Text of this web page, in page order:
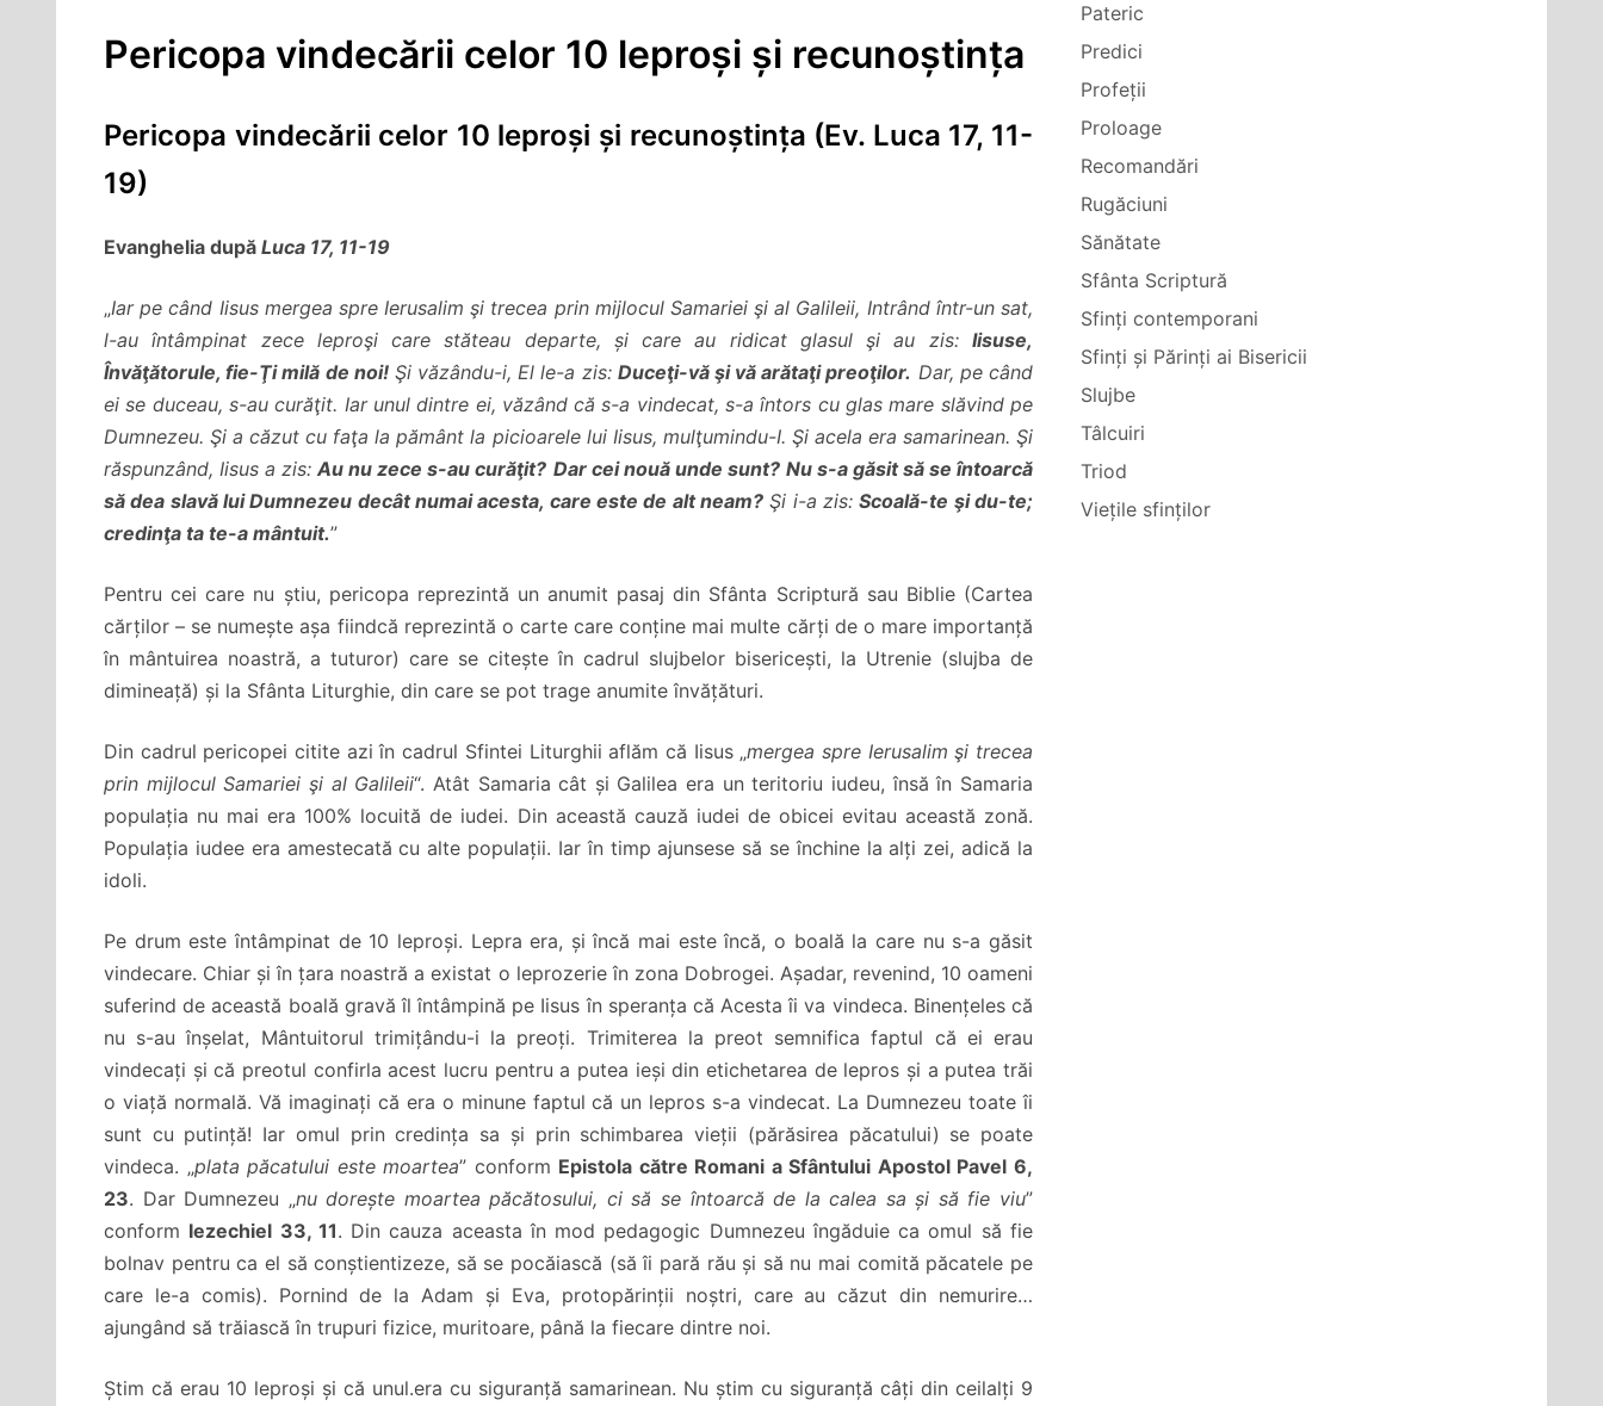
Pericopa vindecării celor 10 leproși și recunoștința
Pericopa vindecării celor 10 leproși și recunoștința (Ev. Luca 17, 11-
19)
Evanghelia după Luca 17, 11-19
„Iar pe când Iisus mergea spre Ierusalim şi trecea prin mijlocul Samariei şi al Galileii, Intrând într-un sat,
l-au întâmpinat zece leproşi care stăteau departe, și care au ridicat glasul şi au zis: Iisuse,
Învăţătorule, fie-Ţi milă de noi!Şi văzându-i, El le-a zis: Duceţi-vă şi vă arătaţi preoţilor. Dar, pe când
ei se duceau, s-au curăţit. Iar unul dintre ei, văzând că s-a vindecat, s-a întors cu glas mare slăvind pe
Dumnezeu. Şi a căzut cu faţa la pământ la picioarele lui Iisus, mulţumindu-I. Şi acela era samarinean. Şi
răspunzând, Iisus a zis:Au nu zece s-au curăţit? Dar cei nouă unde sunt? Nu s-a găsit să se întoarcă
să dea slavă lui Dumnezeu decât numai acesta, care este de alt neam? Şi i-a zis:Scoală-te şi du-te;
credinţa ta te-a mântuit.”
Pentru cei care nu știu, pericopa reprezintă un anumit pasaj din Sfânta Scriptură sau Biblie (Cartea
cărților – se numește așa fiindcă reprezintă o carte care conține mai multe cărți de o mare importanță
în mântuirea noastră, a tuturor) care se citește în cadrul slujbelor bisericești, la Utrenie (slujba de
dimineață) și la Sfânta Liturghie, din care se pot trage anumite învățături.
Din cadrul pericopei citite azi în cadrul Sfintei Liturghii aflăm că Iisus „mergea spre Ierusalim şi trecea
prin mijlocul Samariei şi al Galileii“. Atât Samaria cât și Galilea era un teritoriu iudeu, însă în Samaria
populația nu mai era 100% locuită de iudei. Din această cauză iudei de obicei evitau această zonă.
Populația iudee era amestecată cu alte populații. Iar în timp ajunsese să se închine la alți zei, adică la
idoli.
Pe drum este întâmpinat de 10 leproși. Lepra era, și încă mai este încă, o boală la care nu s-a găsit
vindecare. Chiar și în țara noastră a existat o leprozerie în zona Dobrogei. Așadar, revenind, 10 oameni
suferind de această boală gravă îl întâmpină pe Iisus în speranța că Acesta îi va vindeca. Binențeles că
nu s-au înșelat, Mântuitorul trimițându-i la preoți. Trimiterea la preot semnifica faptul că ei erau
vindecați și că preotul confirla acest lucru pentru a putea ieși din etichetarea de lepros și a putea trăi
o viață normală. Vă imaginați că era o minune faptul că un lepros s-a vindecat. La Dumnezeu toate îi
sunt cu putință! Iar omul prin credința sa și prin schimbarea vieții (părăsirea păcatului) se poate
vindeca. „plata păcatului este moartea” conform Epistola către Romani a Sfântului Apostol Pavel 6,
23. Dar Dumnezeu „nu dorește moartea păcătosului, ci să se întoarcă de la calea sa și să fie viu”
conform Iezechiel 33, 11. Din cauza aceasta în mod pedagogic Dumnezeu îngăduie ca omul să fie
bolnav pentru ca el să conștientizeze, să se pocăiască (să îi pară rău și să nu mai comită păcatele pe
care le-a comis). Pornind de la Adam și Eva, protopărinții noștri, care au căzut din nemurire…
ajungând să trăiască în trupuri fizice, muritoare, până la fiecare dintre noi.
Știm că erau 10 leproși și că unul.era cu siguranță samarinean. Nu știm cu siguranță câți din ceilalți 9
Pateric
Predici
Profeții
Proloage
Recomandări
Rugăciuni
Sănătate
Sfânta Scriptură
Sfinți contemporani
Sfinți și Părinți ai Bisericii
Slujbe
Tâlcuiri
Triod
Viețile sfinților